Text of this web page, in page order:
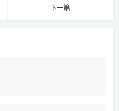
下一篇